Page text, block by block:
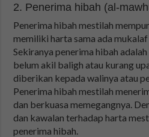
2. Penerima hibah (al-
Penerima hibah mestilah
memiliki harta sama ada
Sekiranya penerima hibah
belum akil baligh atau kurang
diberikan kepada walinya atau
Penerima hibah mestilah
dan berkuasa memegangnya.
dan kawalan terhadap harta
penerima hibah.